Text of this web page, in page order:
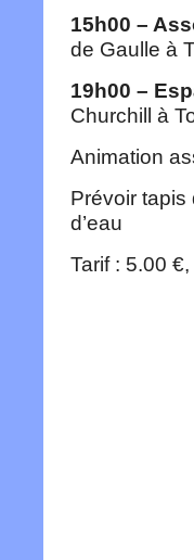
15h00 –
de Gaulle à
19h00 –
Churchill à
Animation
Prévoir tapis
d’eau
Tarif : 5.00